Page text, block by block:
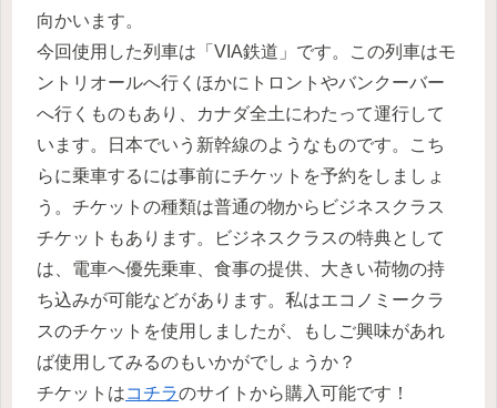
向かいます。
今回使用した列車は「VIA鉄道」です。この列車はモ
ントリオールへ行くほかにトロントやバンクーバー
へ行くものもあり、カナダ全土にわたって運行して
います。日本でいう新幹線のようなものです。こち
らに乗車するには事前にチケットを予約をしましょ
う。チケットの種類は普通の物からビジネスクラス
チケットもあります。ビジネスクラスの特典として
は、電車へ優先乗車、食事の提供、大きい荷物の持
ち込みが可能などがあります。私はエコノミークラ
スのチケットを使用しましたが、もしご興味があれ
ば使用してみるのもいかがでしょうか？
チケットはコチラのサイトから購入可能です！